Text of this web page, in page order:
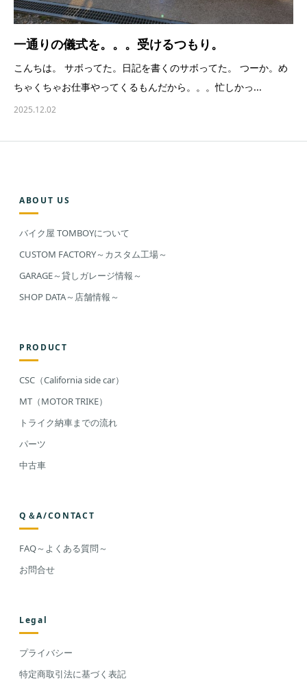
一通りの儀式を。。。受けるつもり。
こんちは。 サボってた。日記を書くのサボってた。 つーか。め
ちゃくちゃお仕事やってくるもんだから。。。忙しかっ...
2025.12.02
ABOUT US
バイク屋 TOMBOYについて
CUSTOM FACTORY～カスタム工場～
GARAGE～貸しガレージ情報～
SHOP DATA～店舗情報～
PRODUCT
CSC（California side car）
MT（MOTOR TRIKE）
トライク納車までの流れ
パーツ
中古車
Q＆A/CONTACT
FAQ～よくある質問～
お問合せ
Legal
プライバシー
特定商取引法に基づく表記